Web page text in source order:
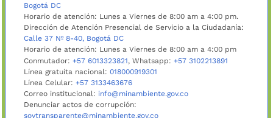
Bogotá DC
Horario de atención: Lunes a Viernes de 8:00 am a 4:00 pm.
Dirección de Atención Presencial de Servicio a la Ciudadanía:
Calle 37 Nº 8-40, Bogotá DC
Horario de atención: Lunes a Viernes de 8:00 am a 4:00 pm
Conmutador: +57 6013323821, Whatsapp: +57 3102213891
Línea gratuita nacional: 018000919301
Línea Celular: +57 3133463676
Correo institucional: info@minambiente.gov.co
Denunciar actos de corrupción:
soytransparente@minambiente.gov.co